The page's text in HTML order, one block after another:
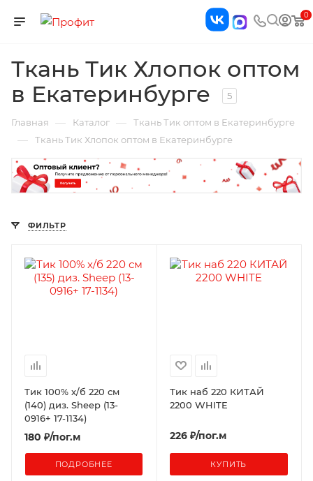
0
Ткань Тик Хлопок оптом
в Екатеринбурге
5
Главная — Каталог — Ткань Тик оптом в Екатеринбурге
— Ткань Тик Хлопок оптом в Екатеринбурге
ФИЛЬТР
Тик 100% х/б 220 см
(140) диз. Sheep (13-
0916+ 17-1134)
180 ₽/пог.м
ПОДРОБНЕЕ
Тик наб 220 КИТАЙ
2200 WHITE
226 ₽/пог.м
КУПИТЬ